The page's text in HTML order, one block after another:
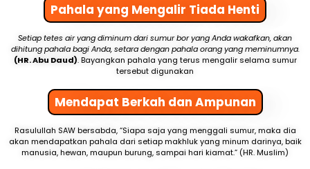
Pahala yang Mengalir Tiada Henti
Setiap tetes air yang diminum dari sumur bor yang Anda wakafkan, akan
dihitung pahala bagi Anda, setara dengan pahala orang yang meminumnya.
(HR. Abu Daud). Bayangkan pahala yang terus mengalir selama sumur
tersebut digunakan
Mendapat Berkah dan Ampunan
Rasulullah SAW bersabda, “Siapa saja yang menggali sumur, maka dia
akan mendapatkan pahala dari setiap makhluk yang minum darinya, baik
manusia, hewan, maupun burung, sampai hari kiamat.” (HR. Muslim)